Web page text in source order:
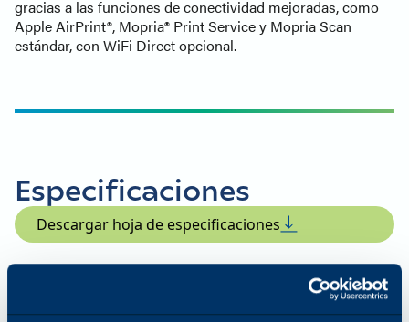
gracias a las funciones de conectividad mejoradas, como
Apple AirPrint®, Mopria® Print Service y Mopria Scan
estándar, con WiFi Direct opcional.
Especificaciones
Descargar hoja de especificaciones